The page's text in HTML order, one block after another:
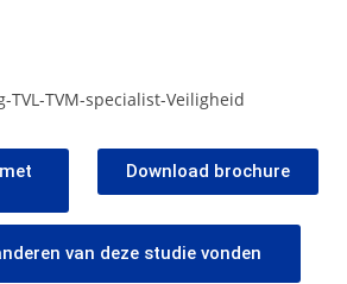
Download brochure
van deze studie vonden